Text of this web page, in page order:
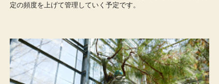
定の頻度を上げて管理していく予定です。